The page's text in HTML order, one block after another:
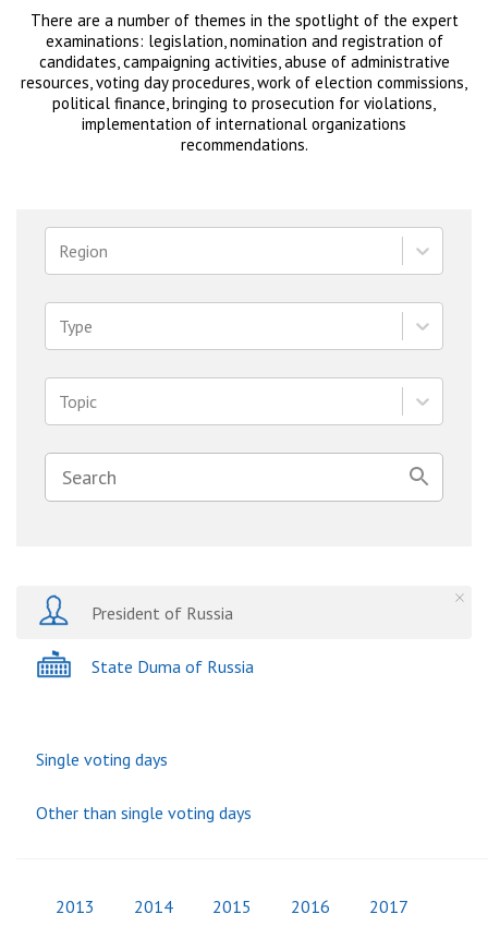
There are a number of themes in the spotlight of the expert
examinations: legislation, nomination and registration of
candidates, campaigning activities, abuse of administrative
resources, voting day procedures, work of election commissions,
political finance, bringing to prosecution for violations,
implementation of international organizations
recommendations.
Region
Type
Topic
President of Russia
State Duma of Russia
Single voting days
Other than single voting days
2013 2014 2015 2016 2017